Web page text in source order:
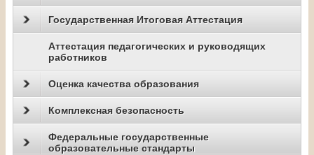
Государственная Итоговая Аттестация
Аттестация педагогических и руководящих
работников
Оценка качества образования
Комплексная безопасность
Федеральные государственные
образовательные стандарты